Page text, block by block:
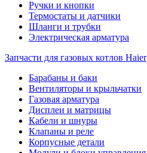
Ручки и кнопки
Термостаты и датчики
Шланги и трубки
Электрическая арматура
Запчасти для газовых котлов Haier
Барабаны и баки
Вентиляторы и крыльчатки
Газовая арматура
Дисплеи и матрицы
Кабели и шнуры
Клапаны и реле
Корпусные детали